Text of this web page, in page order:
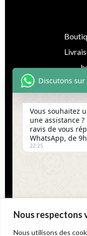
Nous respectons
Nous utilisons des
Discutons
Vous souhaitez
une assistance
ravis de vous
WhatsApp, de
22:25